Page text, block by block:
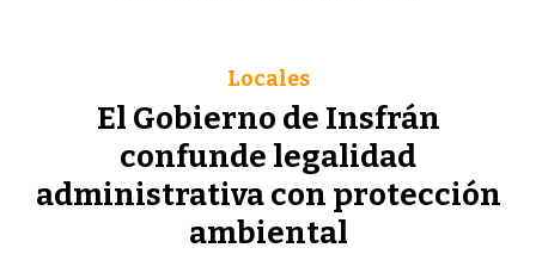
El Gobierno de Insfrán
confunde legalidad
administrativa con protección
ambiental
Locales